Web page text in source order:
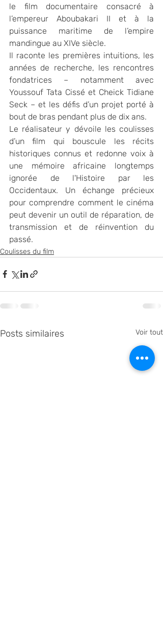
le film documentaire consacré à
l’empereur Aboubakari II et à la
puissance maritime de l’empire
mandingue au XIVe siècle.
Il raconte les premières intuitions, les
années de recherche, les rencontres
fondatrices – notamment avec
Youssouf Tata Cissé et Cheick Tidiane
Seck – et les défis d’un projet porté à
bout de bras pendant plus de dix ans.
Le réalisateur y dévoile les coulisses
d’un film qui bouscule les récits
historiques connus et redonne voix à
une mémoire africaine longtemps
ignorée de l'Histoire par les
Occidentaux. Un échange précieux
pour comprendre comment le cinéma
peut devenir un outil de réparation, de
transmission et de réinvention du
passé.
Coulisses du film
Posts similaires Voir tout